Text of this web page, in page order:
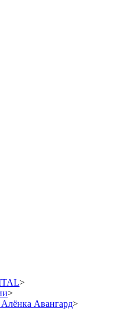
>
>
Авангард>